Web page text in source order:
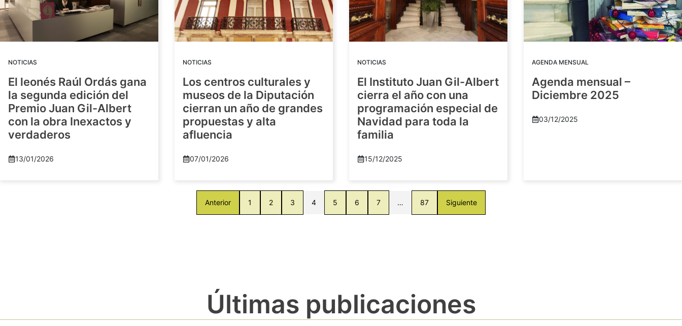
NOTICIAS
El leonés Raúl Ordás gana
la segunda edición del
Premio Juan Gil-Albert
con la obra Inexactos y
verdaderos
13/01/2026
NOTICIAS
Los centros culturales y
museos de la Diputación
cierran un año de grandes
propuestas y alta
afluencia
07/01/2026
NOTICIAS
El Instituto Juan Gil-Albert
cierra el año con una
programación especial de
Navidad para toda la
familia
15/12/2025
AGENDA MENSUAL
Agenda mensual –
Diciembre 2025
03/12/2025
Anterior 1 2 3 4 5 6 7 … 87 Siguiente
Últimas publicaciones